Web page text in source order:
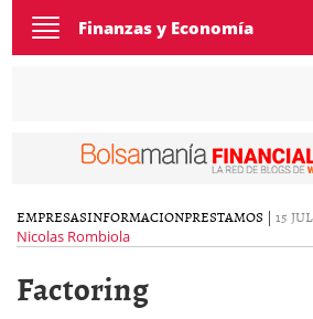
Toggle
navigation
Finanzas y Economía
EMPRESASINFORMACIONPRESTAMOS | 15
Nicolas Rombiola
Factoring